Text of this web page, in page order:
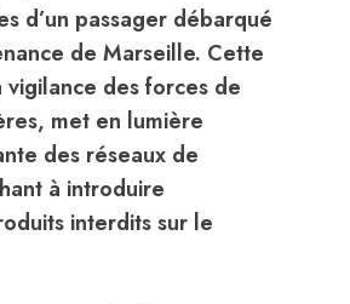
d’un passager débarqué
de Marseille. Cette
des forces de
met en lumière
des réseaux de
à introduire
interdits sur le